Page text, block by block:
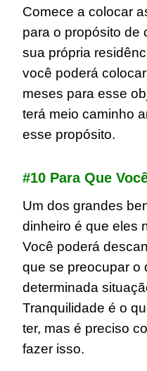
Comece a colocar
para o propósito de
sua própria
você poderá
meses para esse
terá meio caminho
esse propósito.
#10 Para Que
Um dos grandes
dinheiro é que eles
Você poderá
que se preocupar o
determinada
Tranquilidade é o
ter, mas é preciso
fazer isso.